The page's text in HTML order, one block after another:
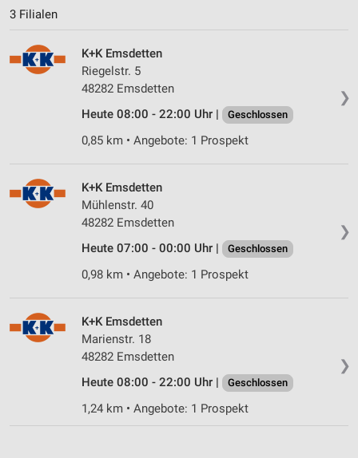
3 Filialen
❯
K+K Emsdetten
Riegelstr. 5
48282 Emsdetten
Heute 08:00 - 22:00 Uhr |
Geschlossen
0,85 km • Angebote: 1 Prospekt
❯
K+K Emsdetten
Mühlenstr. 40
48282 Emsdetten
Heute 07:00 - 00:00 Uhr |
Geschlossen
0,98 km • Angebote: 1 Prospekt
❯
K+K Emsdetten
Marienstr. 18
48282 Emsdetten
Heute 08:00 - 22:00 Uhr |
Geschlossen
1,24 km • Angebote: 1 Prospekt
Inhalten
Verwendung genauer Standortdaten
Informationen identifizieren
Nicht-IAB-Verarbeitungszwecke:
Performance